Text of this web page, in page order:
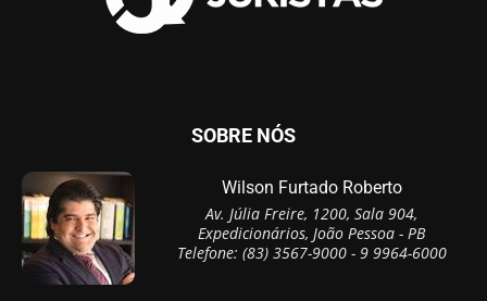
SOBRE NÓS
Wilson Furtado Roberto
Av. Júlia Freire, 1200, Sala 904,
Expedicionários, João Pessoa - PB
Telefone: (83) 3567-9000 - 9 9964-6000